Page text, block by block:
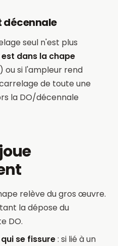
décennale
seul n'est plus
dans la chape
si l'ampleur rend
de toute une
la DO/décennale
relève du gros œuvre.
la dépose du
DO.
se fissure: si lié à un